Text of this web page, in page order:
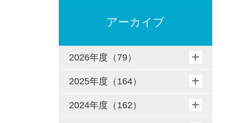
アーカイブ
2026年度（79）
2025年度（164）
2024年度（162）